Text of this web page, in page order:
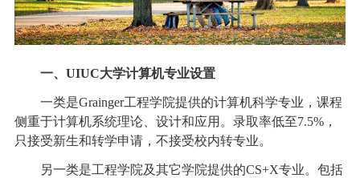
一、UIUC大学计算机专业设置
一类是Grainger工程学院提供的计算机科学专业，课程
侧重于计算机系统理论、设计和应用。录取率低至7.5%，
只接受新生和转学申请，不接受校内转专业。
另一类是工程学院及其它学院提供的CS+X专业。包括